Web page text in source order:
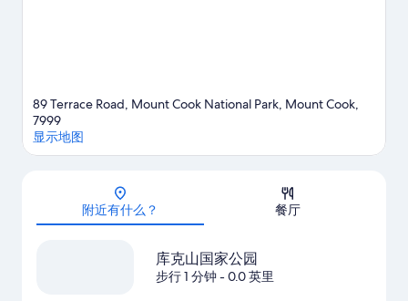
89 Terrace Road, Mount Cook National Park, Mount Cook,
7999
显示地图
附近有什么？ 餐厅
库克山国家公园
步行 1 分钟- 0.0 英里